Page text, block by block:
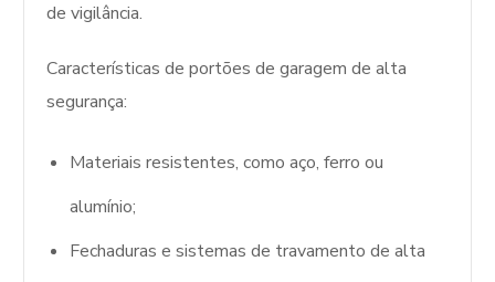
de vigilância.
Características de portões de garagem de alta
segurança:
Materiais resistentes, como aço, ferro ou
alumínio;
Fechaduras e sistemas de travamento de alta